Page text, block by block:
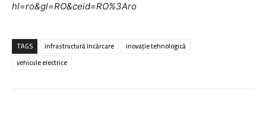
hl=ro&gl=RO&ceid=RO%3Aro
TAGS infrastructură încărcare
inovație tehnologică
vehicule electrice